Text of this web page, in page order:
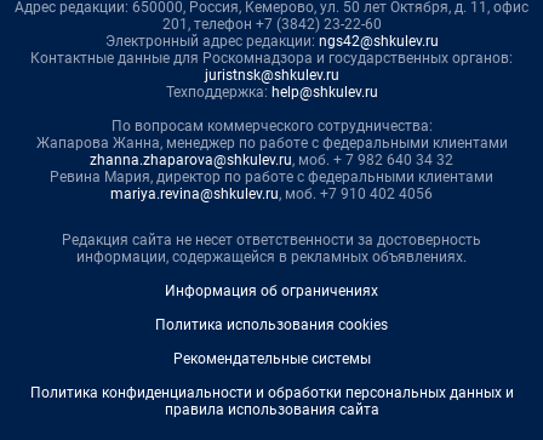
Адрес редакции: 650000, Россия, Кемерово, ул. 50 лет Октября, д. 11, офис
201, телефон +7 (3842) 23-22-60
Электронный адрес редакции: ngs42@shkulev.ru
Контактные данные для Роскомнадзора и государственных органов:
juristnsk@shkulev.ru
Техподдержка: help@shkulev.ru
По вопросам коммерческого сотрудничества:
Жапарова Жанна, менеджер по работе с федеральными клиентами
zhanna.zhaparova@shkulev.ru, моб. + 7 982 640 34 32
Ревина Мария, директор по работе с федеральными клиентами
mariya.revina@shkulev.ru, моб. +7 910 402 4056
Редакция сайта не несет ответственности за достоверность
информации, содержащейся в рекламных объявлениях.
Информация об ограничениях
Политика использования cookies
Рекомендательные системы
Политика конфиденциальности и обработки персональных данных и
правила использования сайта